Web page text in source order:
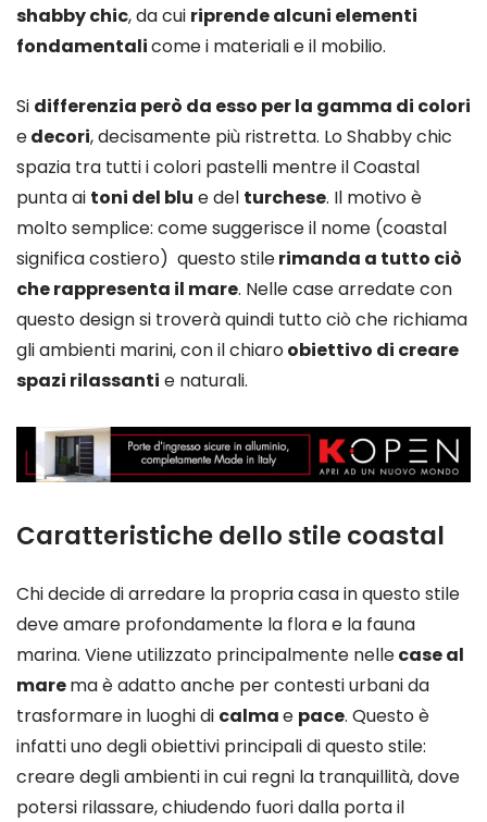
shabby chic, da cui riprende alcuni elementi
fondamentalicome i materiali e il mobilio.
Si differenzia però da esso per la gamma di colori
edecori, decisamente più ristretta. Lo Shabby chic
spazia tra tutti i colori pastelli mentre il Coastal
punta ai toni del blu e del turchese. Il motivo è
molto semplice: come suggerisce il nome (coastal
significa costiero) questo stilerimanda a tutto ciò
che rappresenta il mare. Nelle case arredate con
questo design si troverà quindi tutto ciò che richiama
gli ambienti marini, con il chiaroobiettivo di creare
spazi rilassanti e naturali.
Caratteristiche dello stile coastal
Chi decide di arredare la propria casa in questo stile
deve amare profondamente la flora e la fauna
marina. Viene utilizzato principalmente nellecase al
marema è adatto anche per contesti urbani da
trasformare in luoghi di calmae pace. Questo è
infatti uno degli obiettivi principali di questo stile:
creare degli ambienti in cui regni la tranquillità, dove
potersi rilassare, chiudendo fuori dalla porta il